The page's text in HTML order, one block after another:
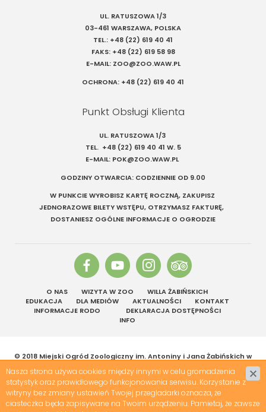
UL. RATUSZOWA 1/3
03-461 WARSZAWA, POLSKA
TEL.: +48 (22) 619 40 41
FAKS: +48 (22) 619 58 98
E-MAIL: ZOO@ZOO.WAW.PL
OCHRONA: +48 (22) 619 40 41
Punkt Obsługi Klienta
UL. RATUSZOWA 1/3
TEL. +48 (22) 619 40 41 W. 5
E-MAIL: POK@ZOO.WAW.PL
GODZINY OTWARCIA: CODZIENNIE OD 9.00
W PUNKCIE WYROBISZ KARTĘ ROCZNĄ, ZAKUPISZ
JEDNORAZOWE BILETY WSTĘPU, OTRZYMASZ FAKTURĘ,
DOSTANIESZ OGÓLNE INFORMACJE O OGRODZIE
O NAS WIZYTA W ZOO
WILLA ŻABIŃSKICH
EDUKACJA
DLA MEDIÓW AKTUALNOŚCI
KONTAKT
INFORMACJE RODO
DEKLARACJA DOSTĘPNOŚCI
INFO
© 2018 Miejski Ogród Zoologiczny im. Antoniny i Jana Żabińskich w
Projekt & cms: www.zstudio.pl
Nasza strona używa cookies między innymi w celu gromadzenia
statystyk oraz prawidłowego funkcjonowania serwisu. Korzystanie z
witryny bez zmiany ustawień Twojej przegladarki oznacza, że
ciasteczka będa zapisywane na Twoim urządzeniu. Pamietaj, że zawsze